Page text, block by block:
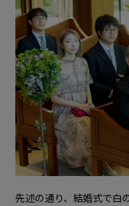
先述の通り、結婚式で白